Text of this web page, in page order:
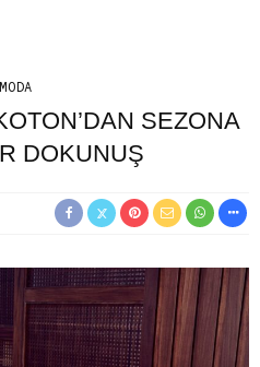
MODA
SEZONA
DOKUNUŞ